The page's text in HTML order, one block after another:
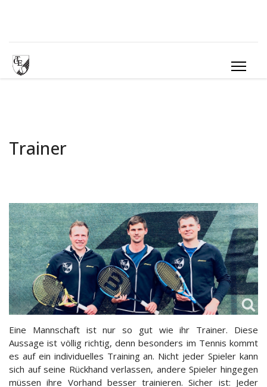
Trainer
Eine Mannschaft ist nur so gut wie ihr Trainer. Diese
Aussage ist völlig richtig, denn besonders im Tennis kommt
es auf ein individuelles Training an. Nicht jeder Spieler kann
sich auf seine Rückhand verlassen, andere Spieler hingegen
müssen ihre Vorhand besser trainieren. Sicher ist: Jeder